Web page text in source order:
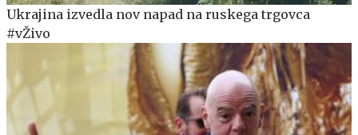
Ukrajina izvedla nov napad na ruskega trgovca
#vŽivo